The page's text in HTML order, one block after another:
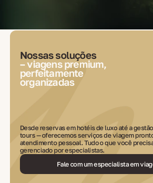
Nossas soluções
– viagens premium,
perfeitamente
organizadas
Desde reservas em hotéis de luxo até a
tours — oferecemos serviços de viagem
atendimento pessoal. Tudo o que você
gerenciado por especialistas.
Fale com um especialista em